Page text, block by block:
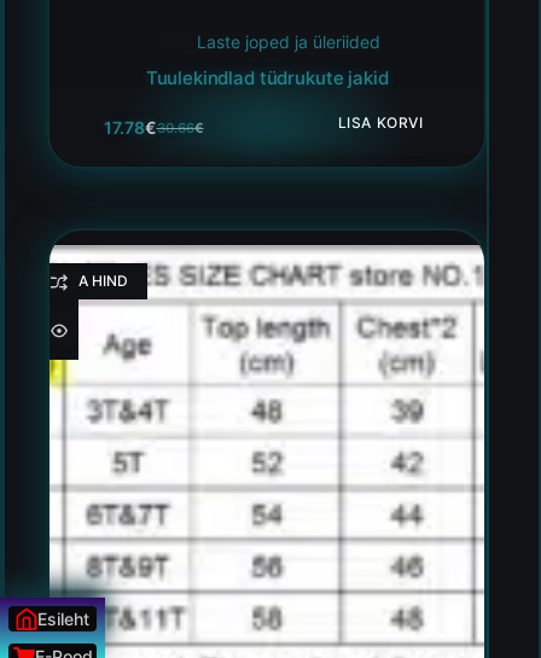
Laste joped ja üleriided
Tuulekindlad tüdrukute jakid
30.66€
17.78€ LISA KORVI
HEA HIND
Esileht